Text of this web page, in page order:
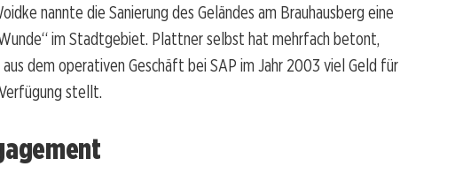
nannte die Sanierung des Geländes am Brauhausberg eine
im Stadtgebiet. Plattner selbst hat mehrfach betont,
dem operativen Geschäft bei SAP im Jahr 2003 viel Geld für
stellt.